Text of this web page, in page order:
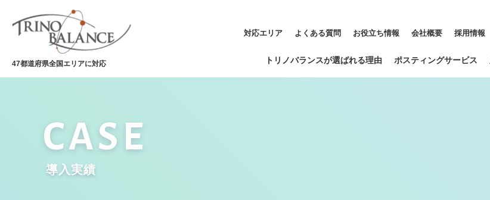
47都道府県全国エリアに対応
対応エリア よくある質問 お役立ち情報 会社概要 採用情報
トリノバランスが選ばれる理由 ポスティングサービス
CASE
導入実績